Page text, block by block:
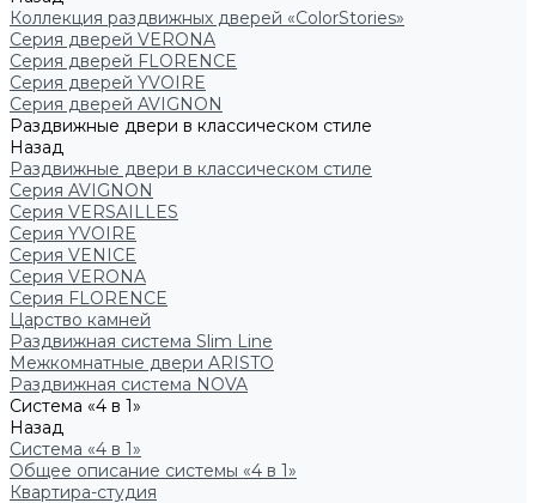
Коллекция раздвижных дверей «ColorStories»
Серия дверей VERONA
Серия дверей FLORENCE
Серия дверей YVOIRE
Серия дверей AVIGNON
Раздвижные двери в классическом стиле
Назад
Раздвижные двери в классическом стиле
Серия AVIGNON
Серия VERSAILLES
Серия YVOIRE
Серия VENICE
Серия VERONA
Серия FLORENCE
Царство камней
Раздвижная система Slim Line
Межкомнатные двери ARISTO
Раздвижная система NOVA
Система «4 в 1»
Назад
Система «4 в 1»
Общее описание системы «4 в 1»
Квартира-студия